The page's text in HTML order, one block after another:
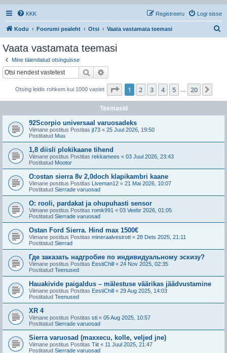
KKK Logi sisse
Registreeru
Kodu Foorumi pealeht Otsi Vaata vastamata teemasi
Vaata vastamata teemasi
Mine täiendatud otsinguisse
Otsi
Otsing leidis rohkem kui 1000 vastet 1 . leht20 -st
1 2 3 4 5 20
Teemasid
92Scorpio universaal varuosadeks
Viimane postitus Postitas jt73 « 25 Juul 2026, 19:50
Postitatud Muu
1,8 diisli plokikaane tihend
Viimane postitus Postitas rekkamees « 03 Juul 2026, 23:43
Postitatud Mootor
O:ostan sierra 8v 2,0doch klapikambri kaane
Viimane postitus Postitas Liveman12 « 21 Mai 2026, 10:07
Postitatud Sierrade varuosad
O: rooli, pardakat ja ohupuhasti sensor
Viimane postitus Postitas romk991 « 03 Veebr 2026, 01:05
Postitatud Sierrade varuosad
Ostan Ford Sierra. Hind max 1500€
Viimane postitus Postitas mineraalvesirott « 28 Dets 2025, 21:11
Postitatud Sierrad
Где заказать надгробие по индивидуальному эскизу?
Viimane postitus Postitas EestiChill « 24 Nov 2025, 02:35
Postitatud Teenused
Hauakivide paigaldus – mälestuse väärikas jäädvustamine
Viimane postitus Postitas EestiChill « 29 Aug 2025, 14:03
Postitatud Teenused
XR 4
Viimane postitus Postitas sti « 05 Aug 2025, 10:57
Postitatud Sierrade varuosad
Sierra varuosad (maxxecu, kolle, veljed jne)
Viimane postitus Postitas Tiit « 11 Juul 2025, 21:47
Postitatud Sierrade varuosad